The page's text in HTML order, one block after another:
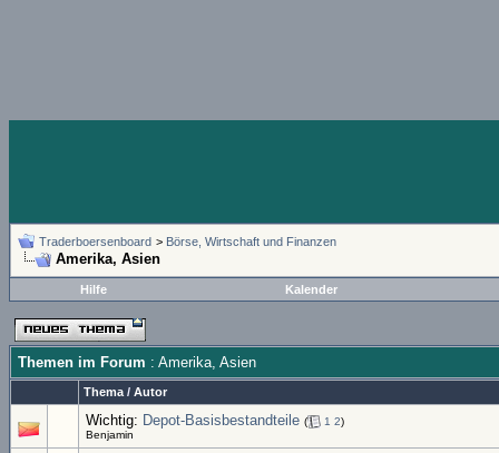
Traderboersenboard > Börse, Wirtschaft und Finanzen
Amerika, Asien
Hilfe Kalender
Themen im Forum : Amerika, Asien
Thema / Autor
Wichtig: Depot-Basisbestandteile ( 1 2)
Benjamin